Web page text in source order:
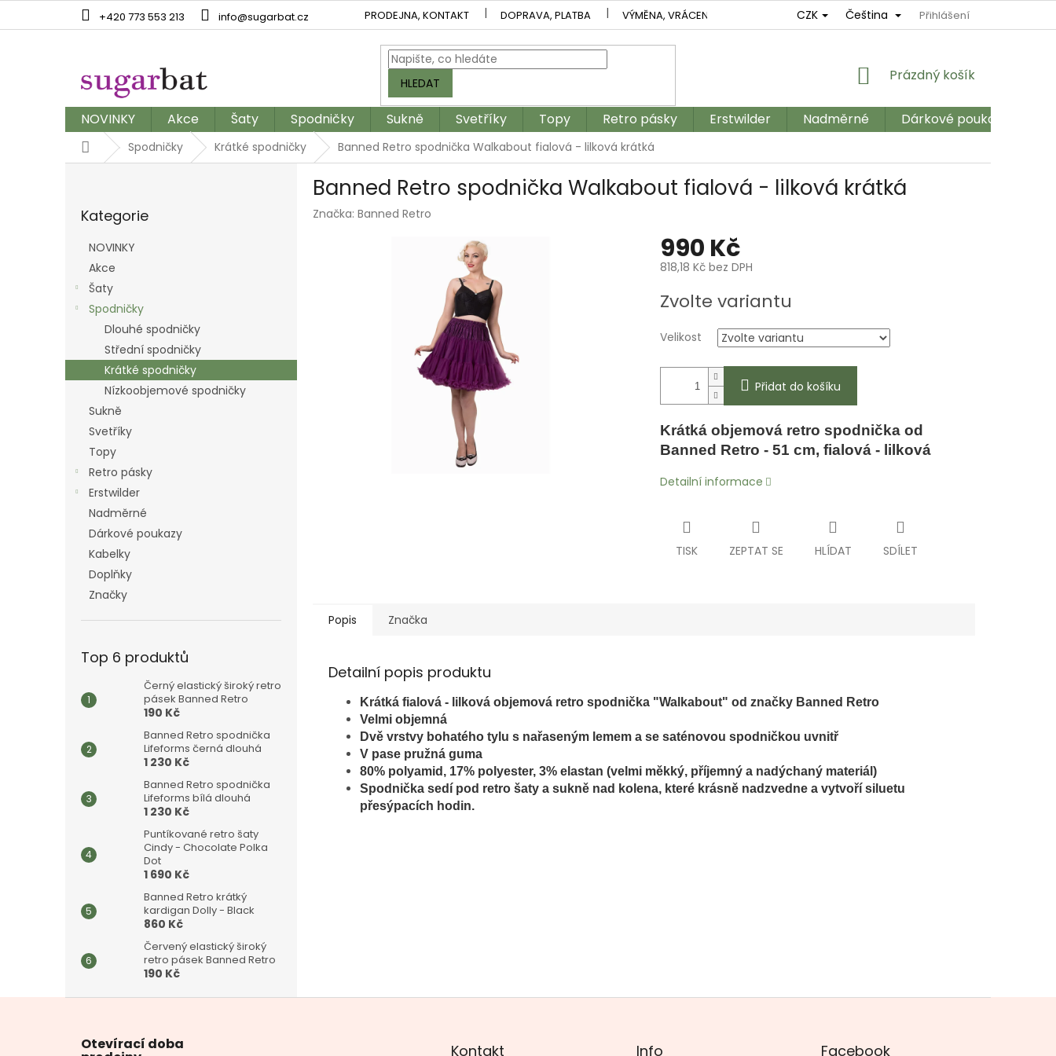
+420 773 553 213 info@sugarbat.cz PRODEJNA, KONTAKT DOPRAVA, PLATBA VÝMĚNA, VRÁCENÍ REKLAMAČNÍ ŘÁD OBCHODNÍ PODMÍNKY
CZK Čeština Přihlášení
HLEDAT
NÁKUPNÍ
Prázdný košík
NOVINKY Akce Šaty Spodničky Sukně Svetříky Topy Retro pásky Erstwilder Nadměrné Dárkové poukazy
DomůSpodničky Krátké spodničky Banned Retro spodnička Walkabout fialová - lilková krátká
n
e
kategorie
Kategorie
NOVINKY
Akce
Šaty
Spodničky
Dlouhé spodničky
Střední spodničky
Krátké spodničky
Nízkoobjemové spodničky
Sukně
Svetříky
Topy
Retro pásky
Erstwilder
Nadměrné
Dárkové poukazy
Kabelky
Doplňky
Značky
Top 6 produktů
Černý elastický široký retro
pásek Banned Retro
190 Kč
Banned Retro spodnička
Lifeforms černá dlouhá
1 230 Kč
Banned Retro spodnička
Lifeforms bílá dlouhá
1 230 Kč
Puntíkované retro šaty
Cindy - Chocolate Polka
Dot
1 690 Kč
Banned Retro krátký
kardigan Dolly - Black
860 Kč
Červený elastický široký
retro pásek Banned Retro
190 Kč
Banned Retro spodnička Walkabout fialová - lilková krátká
Značka: Banned Retro
990 Kč
818,18 Kč bez DPH
cena:
Zvolte variantu
Velikost
Přidat do košíku
Krátká objemová retro spodnička od
Banned Retro - 51 cm, fialová - lilková
Detailní informace
TISK ZEPTAT SE HLÍDAT SDÍLET
Popis Značka
Detailní popis produktu
Krátká fialová - lilková objemová retro spodnička "Walkabout" od značky Banned Retro
Velmi objemná
Dvě vrstvy bohatého tylu s nařaseným lemem a se saténovou spodničkou uvnitř
V pase pružná guma
80% polyamid, 17% polyester, 3% elastan (velmi měkký, příjemný a nadýchaný materiál)
Spodnička sedí pod retro šaty a sukně nad kolena, které krásně nadzvedne a vytvoří siluetu
přesýpacích hodin.
Otevírací doba Kontakt Info Facebook